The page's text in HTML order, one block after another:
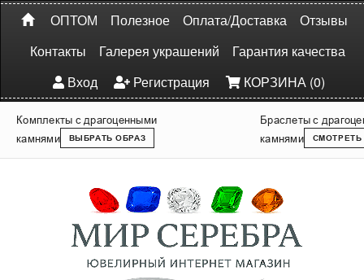
ОПТОМ Полезное Оплата/Доставка
Отзывы
Контакты
Галерея украшений
Гарантия качества
Вход
Регистрация КОРЗИНА (0)
Комплекты с драгоценными
камнями
ВЫБРАТЬ ОБРАЗ
Браслеты с
камнями
СМОТРЕТЬ